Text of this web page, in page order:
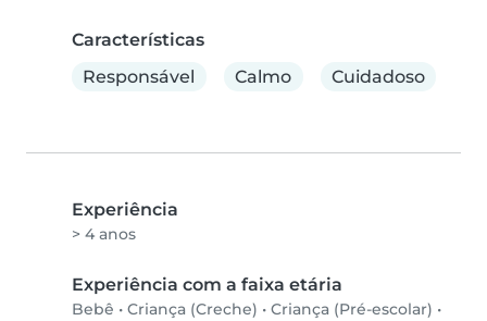
Características
Responsável
Calmo Cuidadoso
Experiência
> 4 anos
Experiência com a faixa etária
Bebê • Criança (Creche) • Criança (Pré-escolar) •